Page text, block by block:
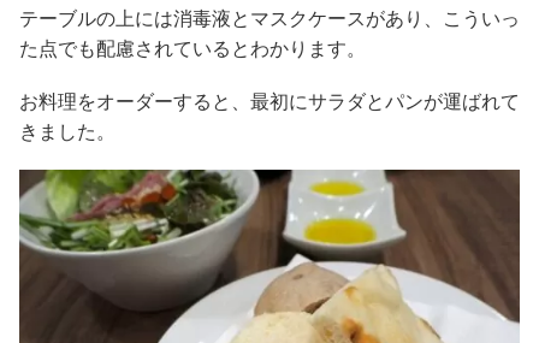
テーブルの上には消毒液とマスクケースがあり、こういっ
た点でも配慮されているとわかります。
お料理をオーダーすると、最初にサラダとパンが運ばれて
きました。